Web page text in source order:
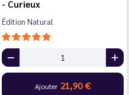
- Curieux
Édition Natural
Ajouter 21,90 €